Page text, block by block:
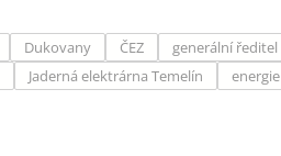
Dukovany ČEZ generální ředitel
Jaderná elektrárna Temelín energie